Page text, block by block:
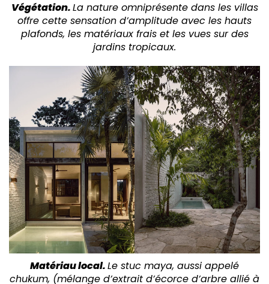
Végétation.La nature omniprésente dans les villas
offre cette sensation d’amplitude avec les hauts
plafonds, les matériaux frais et les vues sur des
jardins tropicaux.
Matériau local.Le stuc maya, aussi appelé
chukum, (mélange d’extrait d’écorce d’arbre allié à